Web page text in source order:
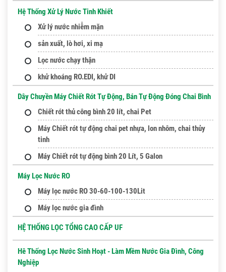
Hệ Thống Xử Lý Nước Tinh Khiết
Xử lý nước nhiễm mặn
sản xuất, lò hơi, xi mạ
Lọc nước chạy thận
khử khoáng RO.EDI, khử DI
Dây Chuyền Máy Chiết Rót Tự Động, Bán Tự Động Đóng Chai Bình
Chiết rót thủ công bình 20 lít, chai Pet
Máy Chiết rót tự động chai pet nhựa, lon nhôm, chai thủy
tinh
Máy Chiết rót tự động bình 20 Lít, 5 Galon
Máy Lọc Nước RO
Máy lọc nước RO 30-60-100-130Lit
Máy lọc nước gia đình
HỆ THỐNG LỌC TỔNG CAO CẤP UF
Hê Thống Lọc Nước Sinh Hoạt - Làm Mềm Nước Gia Đình, Công
Nghiệp